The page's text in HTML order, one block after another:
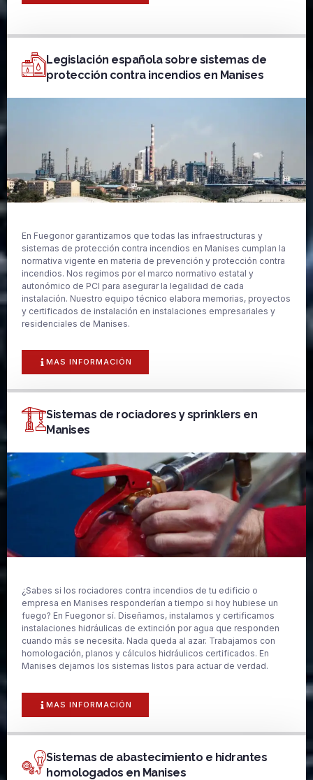
Legislación española sobre sistemas de
protección contra incendios en Manises
En Fuegonor garantizamos que todas las infraestructuras y
sistemas de protección contra incendios en Manises cumplan la
normativa vigente en materia de prevención y protección contra
incendios. Nos regimos por el marco normativo estatal y
autonómico de PCI para asegurar la legalidad de cada
instalación. Nuestro equipo técnico elabora memorias, proyectos
y certificados de instalación en instalaciones empresariales y
residenciales de Manises.
MAS INFORMACIÓN
Sistemas de rociadores y sprinklers en
Manises
¿Sabes si los rociadores contra incendios de tu edificio o
empresa en Manises responderían a tiempo si hoy hubiese un
fuego? En Fuegonor sí. Diseñamos, instalamos y certificamos
instalaciones hidráulicas de extinción por agua que responden
cuando más se necesita. Nada queda al azar. Trabajamos con
homologación, planos y cálculos hidráulicos certificados. En
Manises dejamos los sistemas listos para actuar de verdad.
MAS INFORMACIÓN
Sistemas de abastecimiento e hidrantes
homologados en Manises